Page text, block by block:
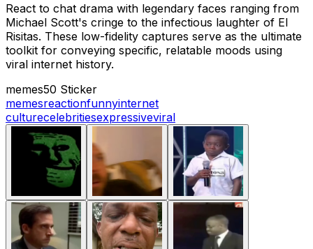
React to chat drama with legendary faces ranging from
Michael Scott's cringe to the infectious laughter of El
Risitas. These low-fidelity captures serve as the ultimate
toolkit for conveying specific, relatable moods using
viral internet history.
memes50 Sticker
memesreactionfunnyinternet
culturecelebritiesexpressiveviral